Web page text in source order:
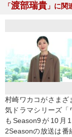
「渡部瑞貴 」に関
村崎ワカコがさまざ
気ドラマシリーズ「
もSeason9が10
2Seasonの放送は